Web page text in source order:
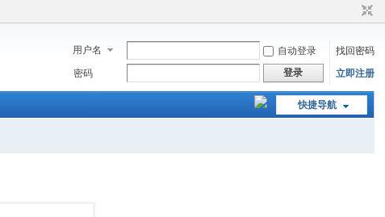
用户名 自动登录
找回密码
密码
登录 立即注册
快捷导航